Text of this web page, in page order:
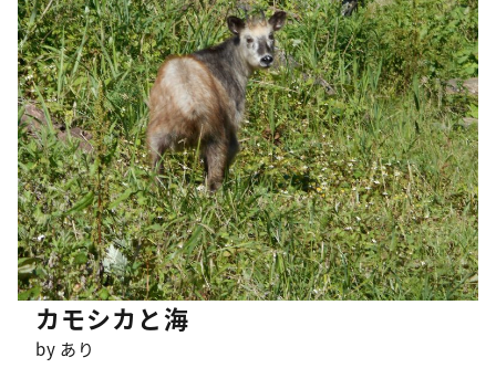
カモシカと海
by あり